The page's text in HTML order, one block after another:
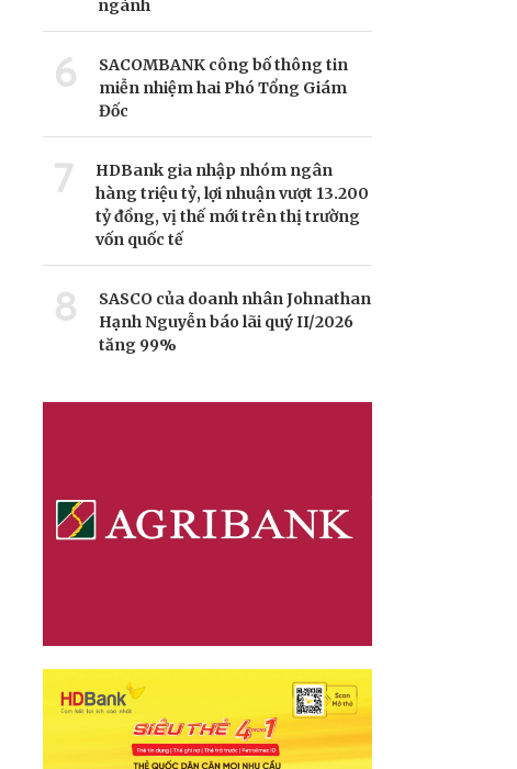
ngành
6
SACOMBANK công bố thông tin
miễn nhiệm hai Phó Tổng Giám
Đốc
7
HDBank gia nhập nhóm ngân
hàng triệu tỷ, lợi nhuận vượt 13.200
tỷ đồng, vị thế mới trên thị trường
vốn quốc tế
8
SASCO của doanh nhân Johnathan
Hạnh Nguyễn báo lãi quý II/2026
tăng 99%